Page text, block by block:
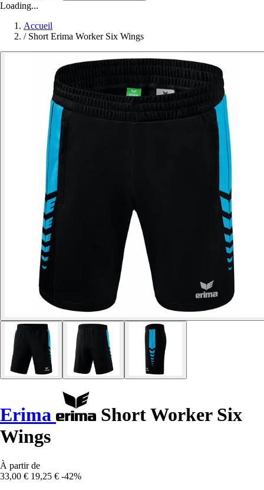
Loading...
Accueil
/ Short Erima Worker Six Wings
Erima
Short Worker Six
Wings
À partir de
33,00 € 19,25 € -42%